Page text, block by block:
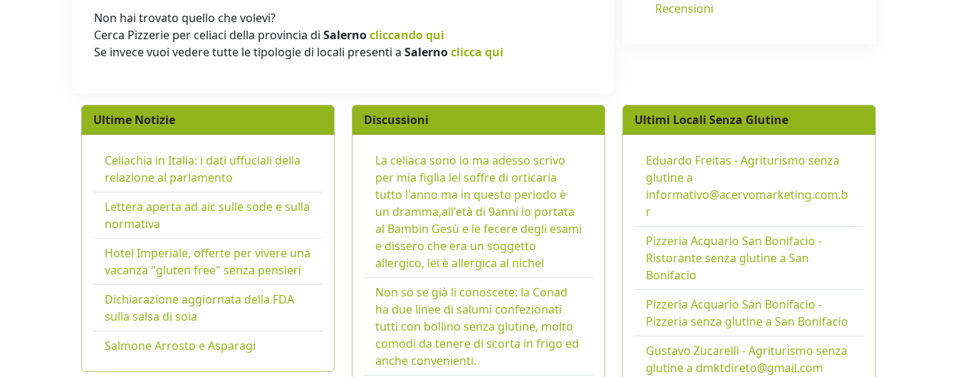
Non hai trovato quello che volevi?
Cerca Pizzerie per celiaci della provincia di Salernocliccando qui
Se invece vuoi vedere tutte le tipologie di locali presenti a Salernoclicca qui
Recensioni
Ultime Notizie
Celiachia in Italia: i dati uffuciali della
relazione al parlamento
Lettera aperta ad aic sulle sode e sulla
normativa
Hotel Imperiale, offerte per vivere una
vacanza "gluten free" senza pensieri
Dichiarazione aggiornata della FDA
sulla salsa di soia
Salmone Arrosto e Asparagi
Discussioni
La celiaca sono io ma adesso scrivo
per mia figlia lei soffre di orticaria
tutto l'anno ma in questo periodo è
un dramma,all'età di 9anni lo portata
al Bambin Gesù e le fecere degli esami
e dissero che era un soggetto
allergico, lei è allergica al nichel
Non so se già li conoscete: la Conad
ha due linee di salumi confezionati
tutti con bollino senza glutine, molto
comodi da tenere di scorta in frigo ed
anche convenienti.
Ultimi Locali Senza Glutine
Eduardo Freitas - Agriturismo senza
glutine a
informativo@acervomarketing.com.b
r
Pizzeria Acquario San Bonifacio -
Ristorante senza glutine a San
Bonifacio
Pizzeria Acquario San Bonifacio -
Pizzeria senza glutine a San Bonifacio
Gustavo Zucarelli - Agriturismo senza
glutine a dmktdireto@gmail.com